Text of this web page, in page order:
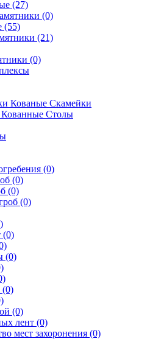
(27)
(0)
(55)
(21)
(0)
Кованые Скамейки
Кованные Столы
(0)
(0)
(0)
(0)
(0)
(0)
(0)
(0)
лент (0)
мест захоронения (0)